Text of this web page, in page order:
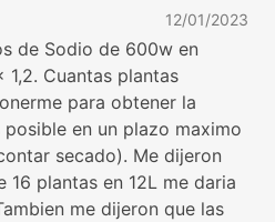
12/01/2023
de Sodio de 600w en
1,2. Cuantas plantas
para obtener la
en un plazo maximo
secado). Me dijeron
16 plantas en 12L me daria
me dijeron que las